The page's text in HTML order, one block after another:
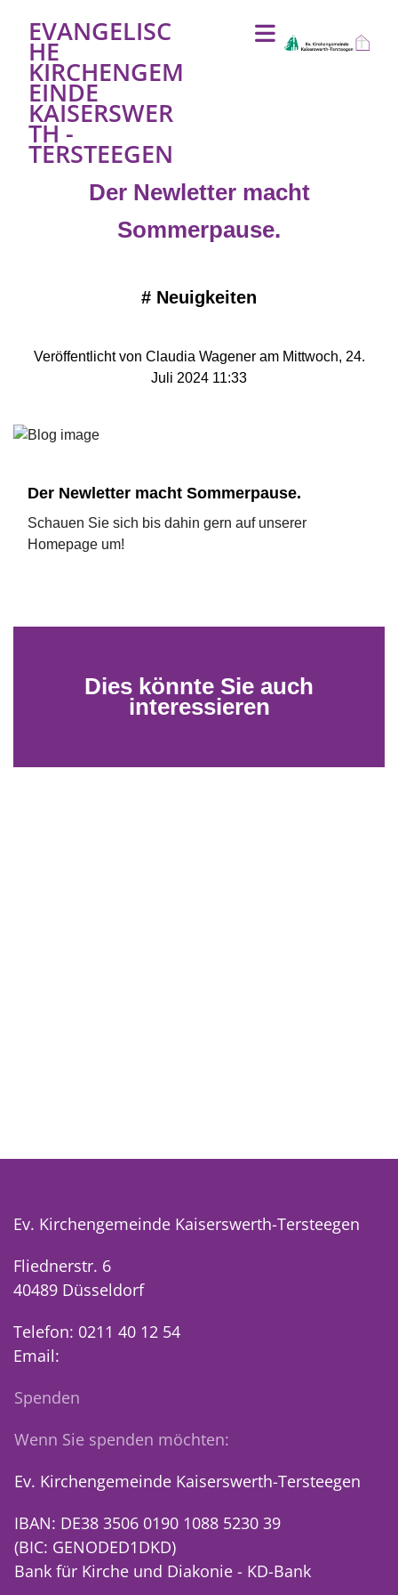
EVANGELISC
HE
KIRCHENGEM
EINDE
KAISERSWER
TH -
TERSTEEGEN
Der Newletter macht
Sommerpause.
# Neuigkeiten
Veröffentlicht von Claudia Wagener am Mittwoch, 24.
Juli 2024 11:33
Der Newletter macht Sommerpause.
Schauen Sie sich bis dahin gern auf unserer
Homepage um!
Dies könnte Sie auch
interessieren
Ev. Kirchengemeinde Kaiserswerth-Tersteegen
Fliednerstr. 6
40489 Düsseldorf
Telefon: 0211 40 12 54
Email:
Spenden
Wenn Sie spenden möchten:
Ev. Kirchengemeinde Kaiserswerth-Tersteegen
IBAN: DE38 3506 0190 1088 5230 39
(BIC: GENODED1DKD)
Bank für Kirche und Diakonie - KD-Bank